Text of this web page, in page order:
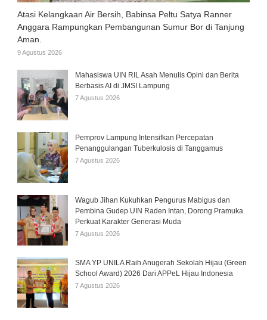
Atasi Kelangkaan Air Bersih, Babinsa Peltu Satya Ranner
Anggara Rampungkan Pembangunan Sumur Bor di Tanjung
Aman.
9 Agustus 2026
Mahasiswa UIN RIL Asah Menulis Opini dan Berita
Berbasis AI di JMSI Lampung
7 Agustus 2026
Pemprov Lampung Intensifkan Percepatan
Penanggulangan Tuberkulosis di Tanggamus
7 Agustus 2026
Wagub Jihan Kukuhkan Pengurus Mabigus dan
Pembina Gudep UIN Raden Intan, Dorong Pramuka
Perkuat Karakter Generasi Muda
7 Agustus 2026
SMA YP UNILA Raih Anugerah Sekolah Hijau (Green
School Award) 2026 Dari APPeL Hijau Indonesia
7 Agustus 2026